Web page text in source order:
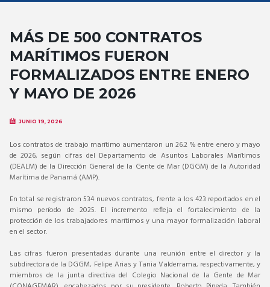
MÁS DE 500 CONTRATOS
MARÍTIMOS FUERON
FORMALIZADOS ENTRE ENERO
Y MAYO DE 2026
JUNIO 19, 2026
Los contratos de trabajo marítimo aumentaron un 26.2 % entre enero y mayo
de 2026, según cifras del Departamento de Asuntos Laborales Marítimos
(DEALM) de la Dirección General de la Gente de Mar (DGGM) de la Autoridad
Marítima de Panamá (AMP).
En total se registraron 534 nuevos contratos, frente a los 423 reportados en el
mismo período de 2025. El incremento refleja el fortalecimiento de la
protección de los trabajadores marítimos y una mayor formalización laboral
en el sector.
Las cifras fueron presentadas durante una reunión entre el director y la
subdirectora de la DGGM, Felipe Arias y Tania Valderrama, respectivamente, y
miembros de la junta directiva del Colegio Nacional de la Gente de Mar